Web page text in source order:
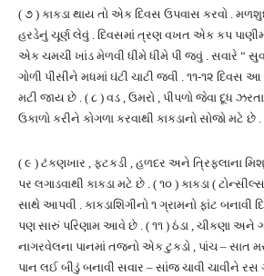
( ૭ ) કાકડા થાય તો એક દિવસ ઉપવાસ કરવો .
હરડેનું ચૂર્ણ લેવું . દિવસમાં ત્રણ વખત એક કપ
એક ચમચી ખાંડ મેળવી ધીમે ધીમે પી જવું . સવારે “
ગોળી પીસીને મધમાં ઘંટી ચાટી જવી . ૧૧-૧૨ દિવસ આ
મટી જાય છે . ( ૮ ) વડ , ઉમરો , પીપળો જેવા દૂધ
ઉકાળો કરીને કોગળા કરવાથી કાકડાનો સોજો મટે છે .
( ૯ ) ટંકણખાર , ફટકડી , હળદર અને ત્રિફલાના
પર લગાડવાથી કાકડા મટે છે . ( ૧૦ ) કાકડા (
સાથે આપવી . કાકડાશિંગીનો ૧ ગ્રામનો ફાંટ બનાવી
પણ સારું પરિણામ આવે છે . ( ૧૧ ) ઠંડા , ચીકણા અને
નાગરવેલના પાનમાં તજનો એક ટુકડો , પાંચ – સાત
પાન લઈ બીડું બનાવી સવાર – સાંજ ચાવી ચાવીને